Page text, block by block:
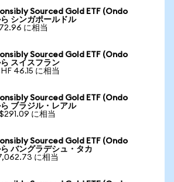
Sourced Gold ETF (Ondo
シンガポールドル
に相当
Sourced Gold ETF (Ondo
スイスフラン
46.15 に相当
Sourced Gold ETF (Ondo
ブラジル・レアル
に相当
Sourced Gold ETF (Ondo
バングラデシュ・タカ
に相当